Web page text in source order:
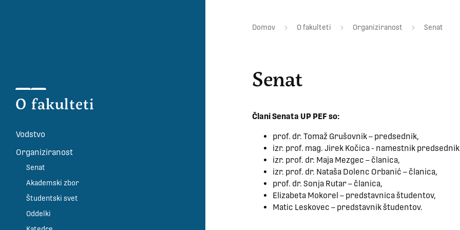
O fakulteti
Vodstvo
Organiziranost
Senat
Akademski zbor
Študentski svet
Oddelki
Domov O fakulteti Organiziranost Senat
Senat
Člani Senata UP PEF so:
prof. dr. Tomaž Grušovnik – predsednik,
izr. prof. mag. Jirek Kočica - namestnik
izr. prof. dr. Maja Mezgec – članica,
izr. prof. dr. Nataša Dolenc Orbanić – članica,
prof. dr. Sonja Rutar – članica,
Elizabeta Mokorel – predstavnica študentov,
Matic Leskovec – predstavnik študentov.